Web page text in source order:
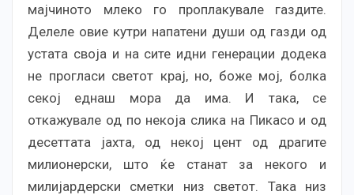
мајчиното млеко го проплакувале газдите.
Делеле овие кутри напатени души од газди од
устата своја и на сите идни генерации додека
не прогласи светот крај, но, боже мој, болка
секој еднаш мора да има. И така, се
откажувале од по некоја слика на Пикасо и од
десеттата јахта, од некој цент од драгите
милионерски, што ќе станат за некого и
милијардерски сметки низ светот. Така низ